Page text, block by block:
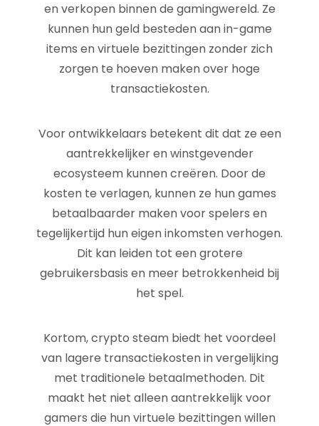
en verkopen binnen de gamingwereld. Ze
kunnen hun geld besteden aan in-game
items en virtuele bezittingen zonder zich
zorgen te hoeven maken over hoge
transactiekosten.
Voor ontwikkelaars betekent dit dat ze een
aantrekkelijker en winstgevender
ecosysteem kunnen creëren. Door de
kosten te verlagen, kunnen ze hun games
betaalbaarder maken voor spelers en
tegelijkertijd hun eigen inkomsten verhogen.
Dit kan leiden tot een grotere
gebruikersbasis en meer betrokkenheid bij
het spel.
Kortom, crypto steam biedt het voordeel
van lagere transactiekosten in vergelijking
met traditionele betaalmethoden. Dit
maakt het niet alleen aantrekkelijk voor
gamers die hun virtuele bezittingen willen